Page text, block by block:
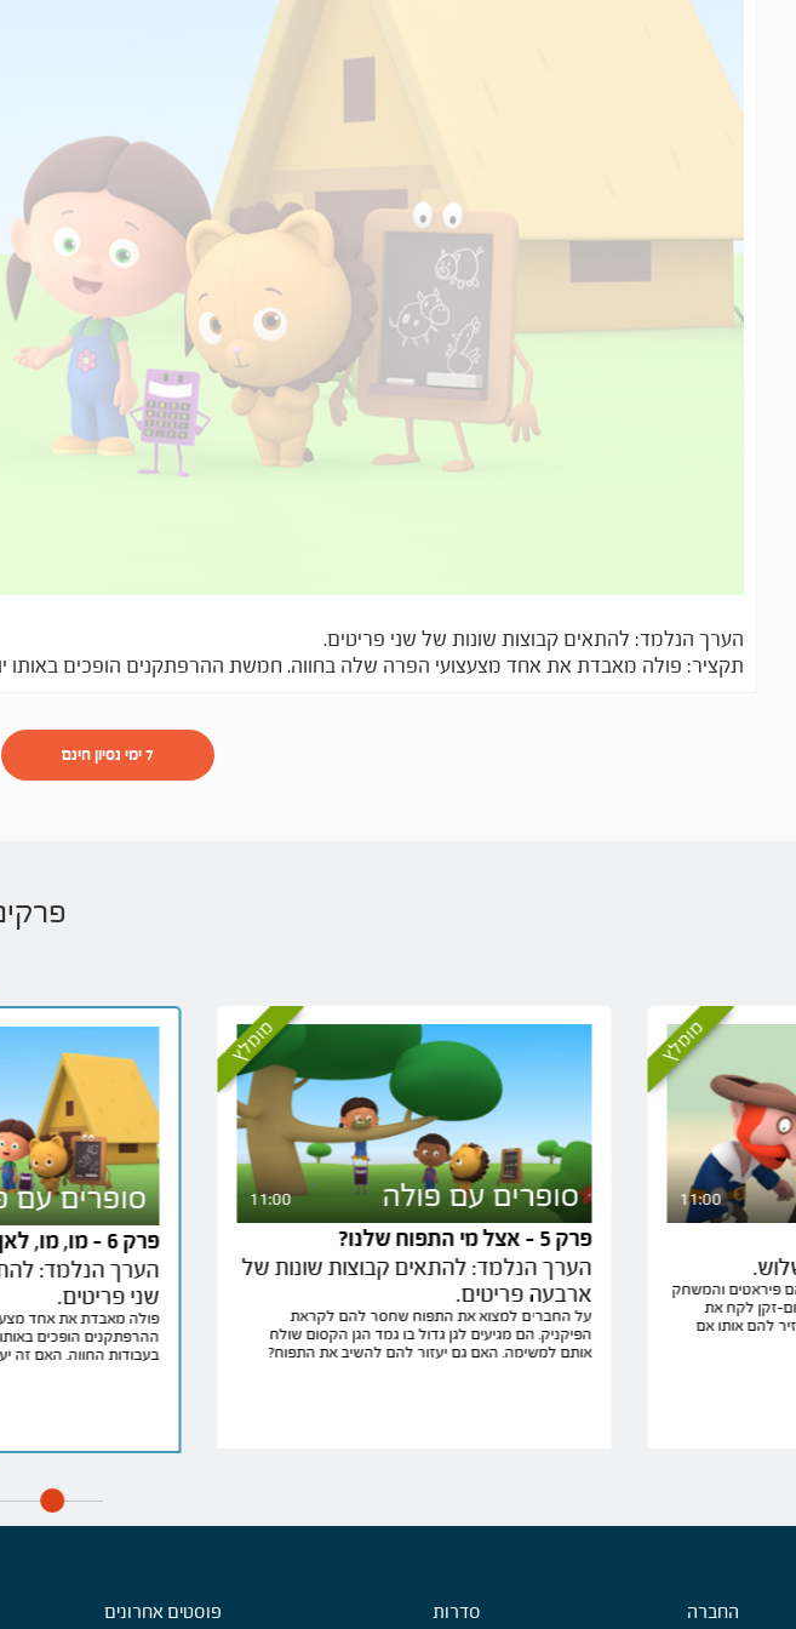
הערך הנלמד: להתאים קבוצות שונות של שני פריטים.
תקציר: פולה מאבדת את אחד מצעצועי הפרה שלה בחווה. חמשת ההרפתקנים הופכים באותו
7 ימי נסיון חינם
מומלץ
11:00
פיראטים והמשחק
זקן לקח את
להם אותו אם
מומלץ
סופרים עם פולה 11:00
פרק 5 - אצל מי התפוח שלנו?
הערך הנלמד: להתאים קבוצות שונות של
ארבעה פריטים.
על החברים למצוא את התפוח שחסר להם לקראת
הפיקניק. הם מגיעים לגן גדול בו גמד הגן הקסום שולח
אותם למשימה. האם גם יעזור להם להשיב את התפוח?
סופרים עם
פרק 6 - מו, מו, לאן נעלמת לנו?
הערך הנלמד:
שני פריטים.
פולה מאבדת את אחד
ההרפתקנים הופכים באותו
בעבודות החווה. האם זה
Footer
החברה סדרות פוסטים אחרונים